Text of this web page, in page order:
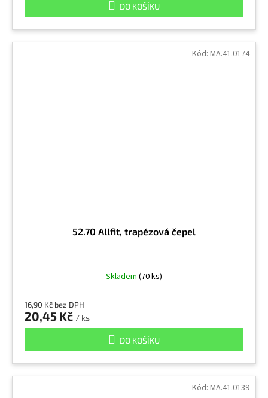
DO KOŠÍKU
52.70 Allfit, trapézová čepel
Skladem (70 ks)
16,90 Kč bez DPH
20,45 Kč / ks
DO KOŠÍKU
Kód: MA.41.0174
Kód: MA.41.0139